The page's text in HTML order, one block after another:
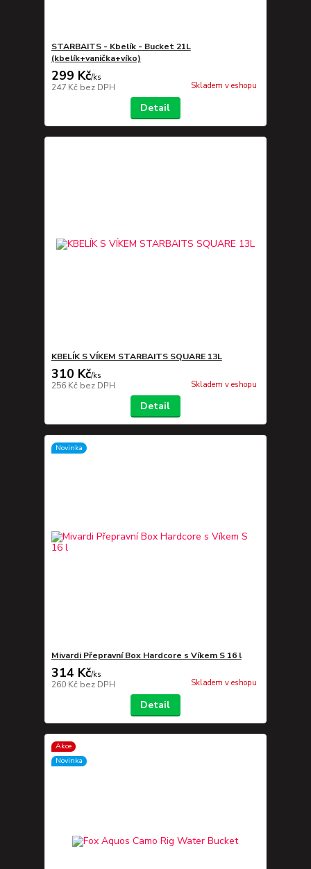
STARBAITS - Kbelík - Bucket 21L
(kbelík+vanička+víko)
299 Kč/ks
247 Kč bez DPH Skladem v eshopu
Detail
KBELÍK S VÍKEM STARBAITS SQUARE 13L
310 Kč/ks
256 Kč bez DPH Skladem v eshopu
Detail
Novinka
Mivardi Přepravní Box Hardcore s Víkem S 16 l
314 Kč/ks
260 Kč bez DPH Skladem v eshopu
Detail
Akce
Novinka